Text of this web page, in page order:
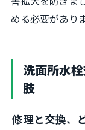
める必要があり
洗面所水
肢
修理と交換、